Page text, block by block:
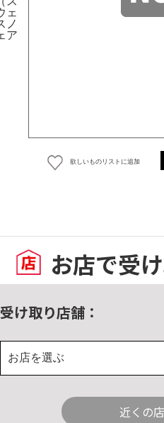
欲しいものリストに追加
お店で受
受け取り店舗：
お店を選ぶ
近くの